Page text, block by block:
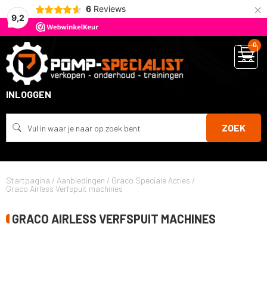
9,2
6 Reviews ×
ZOEK
INLOGGEN
0
Startpagina / Aanbiedingen / Graco Speciale Acties /
Graco Airless Verfspuit machines
GRACO AIRLESS VERFSPUIT MACHINES